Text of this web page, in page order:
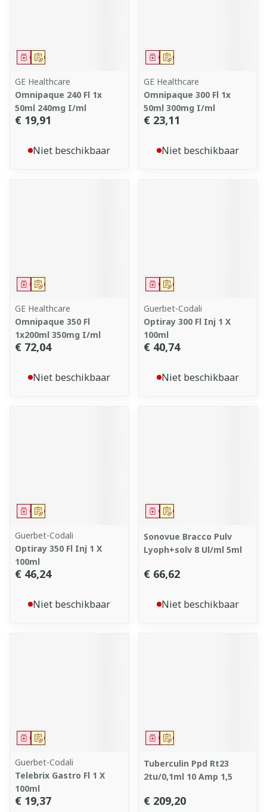
Op voorschrift
Geneesmiddel
GE Healthcare
Omnipaque 240 Fl 1x
50ml 240mg I/ml
€ 19,91
Niet beschikbaar
Op voorschrift
Geneesmiddel
GE Healthcare
Omnipaque 300 Fl 1x
50ml 300mg I/ml
€ 23,11
Niet beschikbaar
Op voorschrift
Geneesmiddel
GE Healthcare
Omnipaque 350 Fl
1x200ml 350mg I/ml
€ 72,04
Niet beschikbaar
Op voorschrift
Geneesmiddel
Guerbet-Codali
Optiray 300 Fl Inj 1 X
100ml
€ 40,74
Niet beschikbaar
Op voorschrift
Geneesmiddel
Guerbet-Codali
Optiray 350 Fl Inj 1 X
100ml
€ 46,24
Niet beschikbaar
Op voorschrift
Geneesmiddel
Sonovue Bracco Pulv
Lyoph+solv 8 Ul/ml 5ml
€ 66,62
Niet beschikbaar
Op voorschrift
Geneesmiddel
Guerbet-Codali
Telebrix Gastro Fl 1 X
100ml
€ 19,37
Op voorschrift
Geneesmiddel
Tuberculin Ppd Rt23
2tu/0,1ml 10 Amp 1,5
€ 209,20